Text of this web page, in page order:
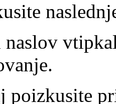
naslov
poizkusite